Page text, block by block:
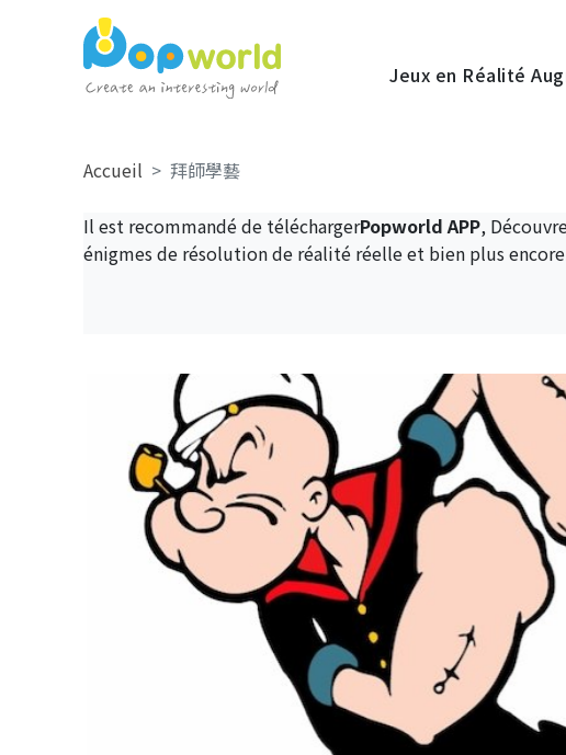
Jeux en Réalité
Accueil 拜師學藝
Il est recommandé de téléchargerPopworld APP,
énigmes de résolution de réalité réelle et bien plus